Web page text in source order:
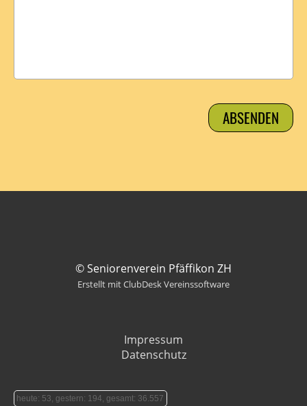
© Seniorenverein Pfäffikon ZH
Erstellt mit ClubDesk Vereinssoftware
Impressum
Datenschutz
heute: 53, gestern: 194, gesamt: 36.557